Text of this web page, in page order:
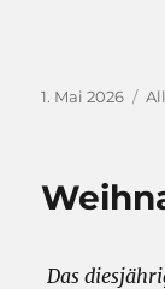
Veröffentlicht
1. Mai 2026
Das